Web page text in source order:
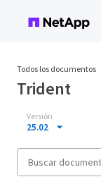
Todos los documentos
Trident
Versión
25.02